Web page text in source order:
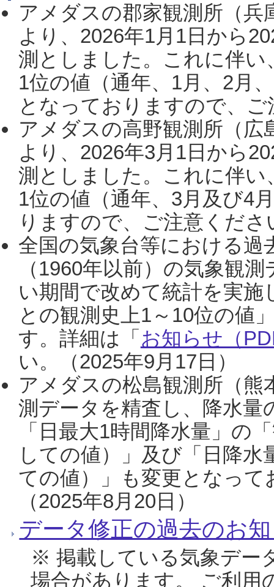
アメダスの郡家観測所（
より、2026年1月1日から
測としました。これに伴い
1位の値（通年、1月、2月
となっておりますので、
アメダスの高野観測所（
より、2026年3月1日から
測としました。これに伴い
1位の値（通年、3月及び4
りますので、ご注意くだ
全国の気象台等における過
（1960年以前）の気象観
い期間で改めて統計を実
との観測史上1～10位の値
す。詳細は「 お知らせ（
い。（2025年9月17日）
アメダスの松島観測所（熊
測データを精査し、降水
「日最大1時間降水量」の
しての値）」及び「日降
ての値）」も変更となっ
（2025年8月20日）
データ修正の過去のお
※ 掲載している気象デー
場合があります。 ご利用